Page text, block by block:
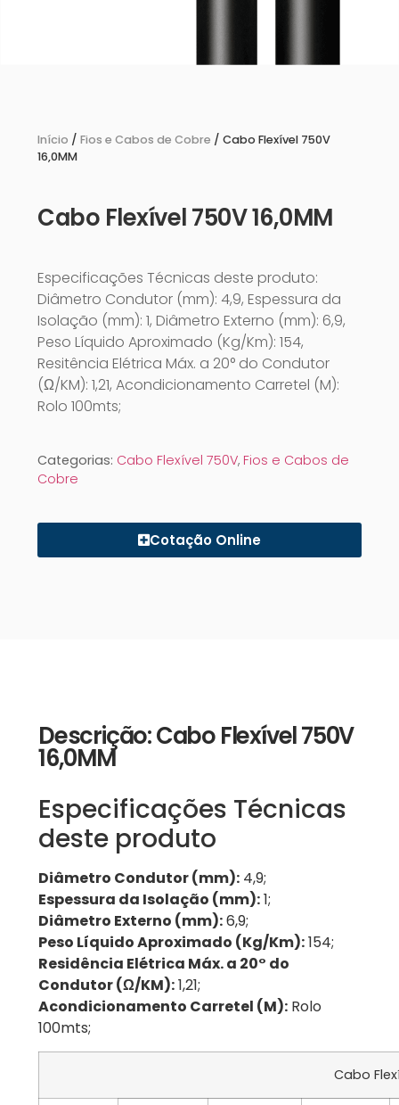
Início / Fios e Cabos de Cobre / Cabo Flexível 750V
16,0MM
Cabo Flexível 750V 16,0MM
Especificações Técnicas deste produto:
Diâmetro Condutor (mm): 4,9, Espessura da
Isolação (mm): 1, Diâmetro Externo (mm): 6,9,
Peso Líquido Aproximado (Kg/Km): 154,
Resitência Elétrica Máx. a 20° do Condutor
(Ω/KM): 1,21, Acondicionamento Carretel (M):
Rolo 100mts;
Categorias: Cabo Flexível 750V, Fios e Cabos de
Cobre
Cotação Online
Descrição: Cabo Flexível 750V
16,0MM
Especificações Técnicas
deste produto
Diâmetro Condutor (mm): 4,9;
Espessura da Isolação (mm):1;
Diâmetro Externo (mm):6,9;
Peso Líquido Aproximado (Kg/Km):154;
Residência Elétrica Máx. a 20° do
Condutor (Ω/KM):1,21;
Acondicionamento Carretel (M): Rolo
100mts;
Cabo